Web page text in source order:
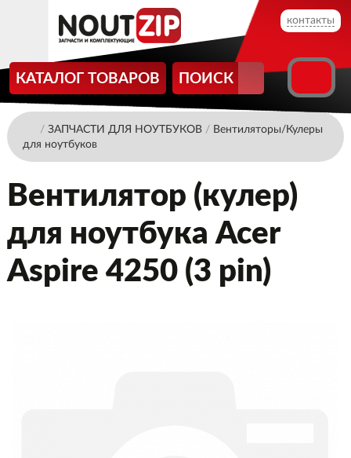
контакты
КАТАЛОГ ТОВАРОВ ПОИСК
/ ЗАПЧАСТИ ДЛЯ НОУТБУКОВ/ Вентиляторы/Кулеры
для ноутбуков
Вентилятор (кулер)
для ноутбука Acer
Aspire 4250 (3 pin)